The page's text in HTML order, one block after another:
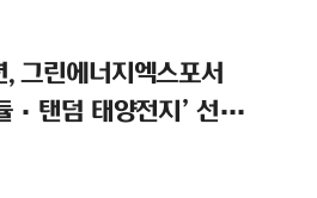
그린에너지엑스포서
·탠덤 태양전지’ 선보